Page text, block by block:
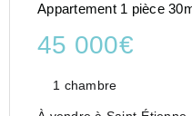
Appartement 1 pièce
45 000€
1 chambre